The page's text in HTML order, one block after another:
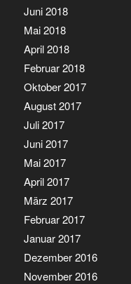
Juni 2018
Mai 2018
April 2018
Februar 2018
Oktober 2017
August 2017
Juli 2017
Juni 2017
Mai 2017
April 2017
März 2017
Februar 2017
Januar 2017
Dezember 2016
November 2016